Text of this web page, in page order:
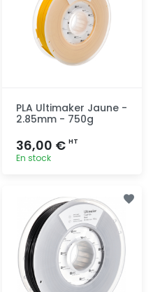
PLA Ultimaker Jaune -
2.85mm - 750g
36,00 € HT
En stock
rapide